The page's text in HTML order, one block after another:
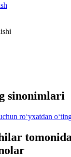
sinonimlari
ro‘yxatdan